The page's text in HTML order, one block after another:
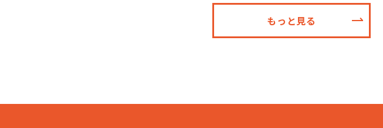
もっと見る